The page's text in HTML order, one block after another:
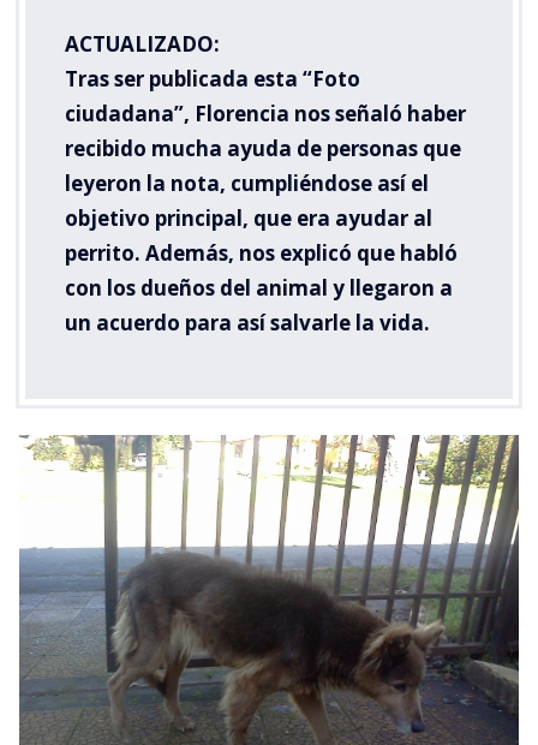
ACTUALIZADO:
Tras ser publicada esta “Foto
ciudadana”, Florencia nos señaló haber
recibido mucha ayuda de personas que
leyeron la nota, cumpliéndose así el
objetivo principal, que era ayudar al
perrito. Además, nos explicó que habló
con los dueños del animal y llegaron a
un acuerdo para así salvarle la vida.